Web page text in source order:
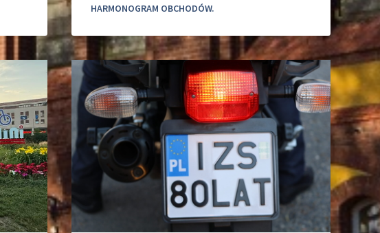
HARMONOGRAM OBCHODÓW.